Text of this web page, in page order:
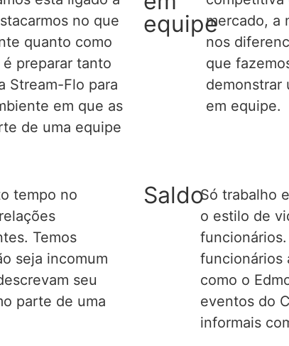
no que
quanto como
preparar tanto
Stream-Flo para
em que as
de uma equipe
equipemercado, a
nos
que
demonstrar
em equipe.
tempo no
Temos
seja incomum
seu
parte de uma
SaldoSó trabalho
o estilo de
funcionários
como o
eventos do
informais